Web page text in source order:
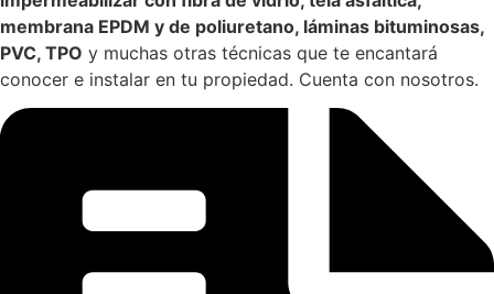
membrana EPDM y de poliuretano, láminas bituminosas,
PVC, TPO y muchas otras técnicas que te encantará
conocer e instalar en tu propiedad. Cuenta con nosotros.